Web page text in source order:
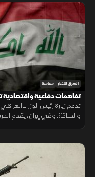
الشرق للأخبار سياسة
تفاهمات دفاعية واقتصادية
الثوري يتمسك بالنفوذ
تدعم زيارة رئيس الوزراء
والطاقة. وفي إيران، يقدم